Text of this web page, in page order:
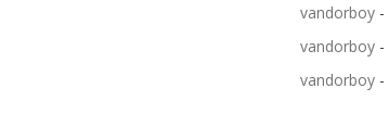
vandorboy-
vandorboy-
vandorboy-